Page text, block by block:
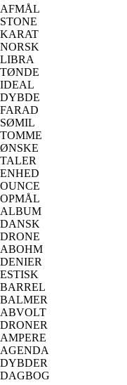
AFMÅL
STONE
KARAT
NORSK
LIBRA
TØNDE
IDEAL
DYBDE
FARAD
SØMIL
TOMME
ØNSKE
TALER
ENHED
OUNCE
OPMÅL
ALBUM
DANSK
DRONE
ABOHM
DENIER
ESTISK
BARREL
BALMER
ABVOLT
DRONER
AMPERE
AGENDA
DYBDER
DAGBOG